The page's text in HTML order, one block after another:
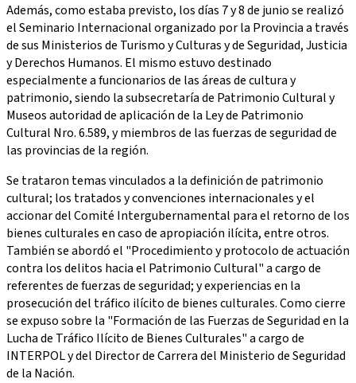
Además, como estaba previsto, los días 7 y 8 de junio se realizó
el Seminario Internacional organizado por la Provincia a través
de sus Ministerios de Turismo y Culturas y de Seguridad, Justicia
y Derechos Humanos. El mismo estuvo destinado
especialmente a funcionarios de las áreas de cultura y
patrimonio, siendo la subsecretaría de Patrimonio Cultural y
Museos autoridad de aplicación de la Ley de Patrimonio
Cultural Nro. 6.589, y miembros de las fuerzas de seguridad de
las provincias de la región.
Se trataron temas vinculados a la definición de patrimonio
cultural; los tratados y convenciones internacionales y el
accionar del Comité Intergubernamental para el retorno de los
bienes culturales en caso de apropiación ilícita, entre otros.
También se abordó el "Procedimiento y protocolo de actuación
contra los delitos hacia el Patrimonio Cultural" a cargo de
referentes de fuerzas de seguridad; y experiencias en la
prosecución del tráfico ilícito de bienes culturales. Como cierre
se expuso sobre la "Formación de las Fuerzas de Seguridad en la
Lucha de Tráfico Ilícito de Bienes Culturales" a cargo de
INTERPOL y del Director de Carrera del Ministerio de Seguridad
de la Nación.